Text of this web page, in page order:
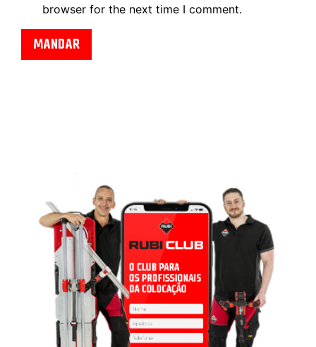
browser for the next time I comment.